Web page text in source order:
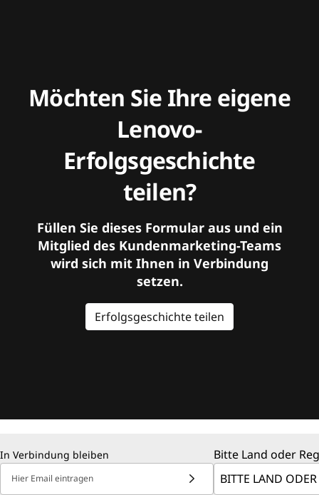
Möchten Sie Ihre eigene
Lenovo-
Erfolgsgeschichte
teilen?
Füllen Sie dieses Formular aus und ein
Mitglied des Kundenmarketing-Teams
wird sich mit Ihnen in Verbindung
setzen.
Erfolgsgeschichte teilen
In Verbindung bleiben
Hier Email eintragen
Bitte Land oder